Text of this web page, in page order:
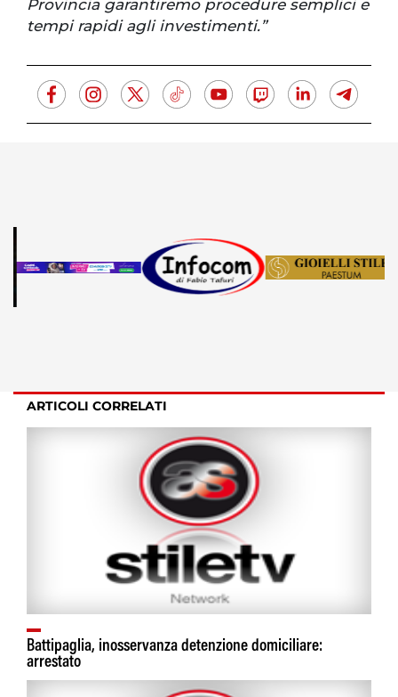
Provincia garantiremo procedure semplici e
tempi rapidi agli investimenti.”
ARTICOLI CORRELATI
Battipaglia, inosservanza detenzione domiciliare:
arrestato